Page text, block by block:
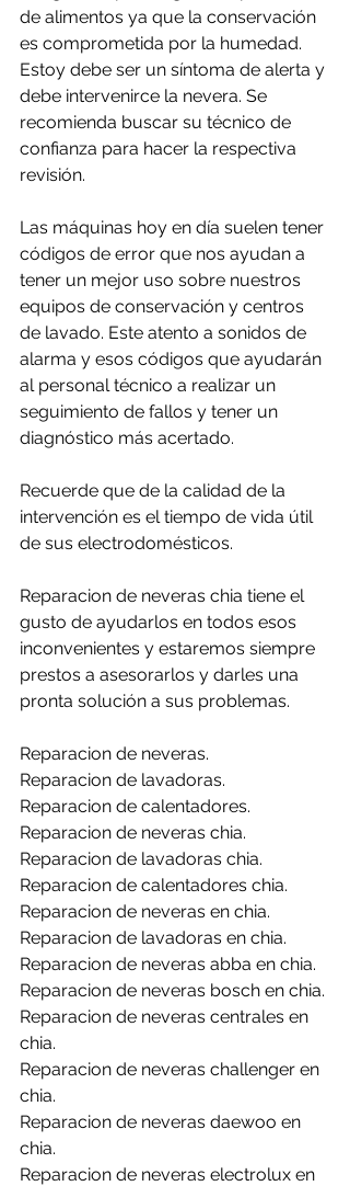
de alimentos ya que la conservación
es comprometida por la humedad.
Estoy debe ser un síntoma de alerta y
debe intervenirce la nevera. Se
recomienda buscar su técnico de
confianza para hacer la respectiva
revisión.
Las máquinas hoy en día suelen tener
códigos de error que nos ayudan a
tener un mejor uso sobre nuestros
equipos de conservación y centros
de lavado. Este atento a sonidos de
alarma y esos códigos que ayudarán
al personal técnico a realizar un
seguimiento de fallos y tener un
diagnóstico más acertado.
Recuerde que de la calidad de la
intervención es el tiempo de vida útil
de sus electrodomésticos.
Reparacion de neveras chia tiene el
gusto de ayudarlos en todos esos
inconvenientes y estaremos siempre
prestos a asesorarlos y darles una
pronta solución a sus problemas.
Reparacion de neveras.
Reparacion de lavadoras.
Reparacion de calentadores.
Reparacion de neveras chia.
Reparacion de lavadoras chia.
Reparacion de calentadores chia.
Reparacion de neveras en chia.
Reparacion de lavadoras en chia.
Reparacion de neveras abba en chia.
Reparacion de neveras bosch en chia.
Reparacion de neveras centrales en
chia.
Reparacion de neveras challenger en
chia.
Reparacion de neveras daewoo en
chia.
Reparacion de neveras electrolux en